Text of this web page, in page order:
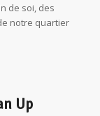
de soi, des
notre quartier
Up